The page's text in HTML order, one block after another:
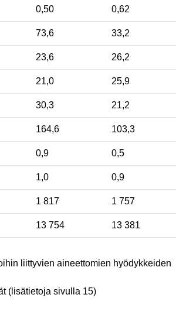
0,50 0,62
73,6 33,2
23,6 26,2
21,0 25,9
30,3 21,2
164,6 103,3
0,9 0,5
1,0 0,9
1 817 1 757
13 754 13 381
liittyvien aineettomien hyödykkeiden
(lisätietoja sivulla 15)